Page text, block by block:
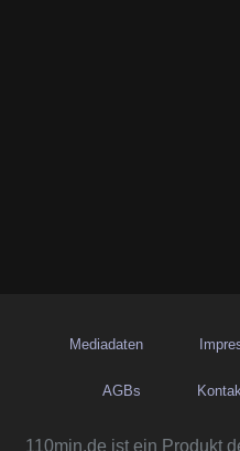
Mediadaten
AGBs
110min.de ist ein Produkt